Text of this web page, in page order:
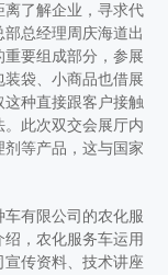
了解企业，寻求代
总经理周庆海道出
要组成部分，参展
袋、小商品也借展
种直接跟客户接触
此次双交会展厅内
等产品，这与国家
有限公司的农化服
，农化服务车运用
传资料、技术讲座